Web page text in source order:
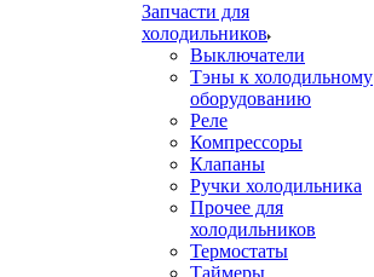
Запчасти для
холодильников
Выключатели
Тэны к холодильному
оборудованию
Реле
Компрессоры
Клапаны
Ручки холодильника
Прочее для
холодильников
Термостаты
Таймеры